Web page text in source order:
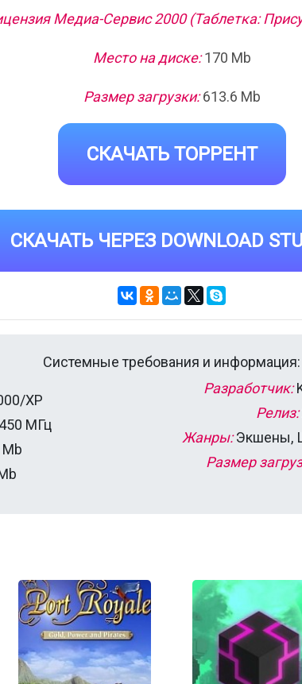
Медиа-Сервис 2000 (Таблетка:
Место на диске:170 Mb
Размер загрузки:613.6 Mb
СКАЧАТЬ ТОРРЕНТ
СКАЧАТЬ ЧЕРЕЗ DOWNLOAD
Системные требования и информация:
XP
МГц
Разработчик:
Релиз:
Жанры:Экшены,
Размер